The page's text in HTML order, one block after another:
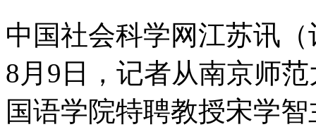
中国社会科学网江苏讯
8月9日，记者从南京师
国语学院特聘教授宋学